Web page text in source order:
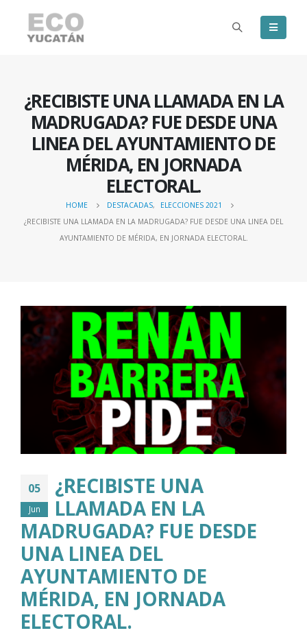
¿RECIBISTE UNA LLAMADA EN LA
MADRUGADA? FUE DESDE UNA
LINEA DEL AYUNTAMIENTO DE
MÉRIDA, EN JORNADA
ELECTORAL.
HOME DESTACADAS,
ELECCIONES 2021
¿RECIBISTE UNA LLAMADA EN LA MADRUGADA? FUE DESDE UNA LINEA DEL
AYUNTAMIENTO DE MÉRIDA, EN JORNADA ELECTORAL.
05
Jun
¿RECIBISTE UNA
LLAMADA EN LA
MADRUGADA? FUE DESDE
UNA LINEA DEL
AYUNTAMIENTO DE
MÉRIDA, EN JORNADA
ELECTORAL.